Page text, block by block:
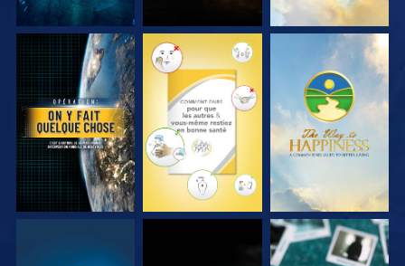
REGARDER REGARDER REGARDER